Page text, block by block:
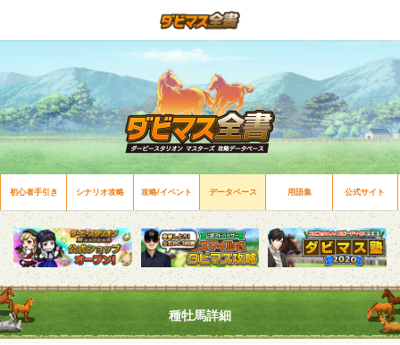
初心者手引き シナリオ攻略 攻略/イベント データベース 用語集 公式サイト
種牡馬詳細